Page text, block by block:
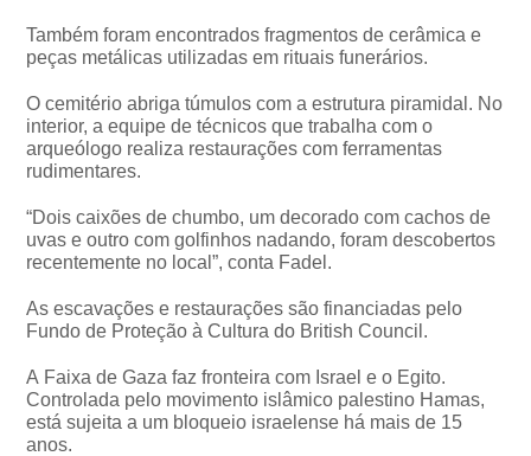
Também foram encontrados fragmentos de cerâmica e
peças metálicas utilizadas em rituais funerários.
O cemitério abriga túmulos com a estrutura piramidal. No
interior, a equipe de técnicos que trabalha com o
arqueólogo realiza restaurações com ferramentas
rudimentares.
“Dois caixões de chumbo, um decorado com cachos de
uvas e outro com golfinhos nadando, foram descobertos
recentemente no local”, conta Fadel.
As escavações e restaurações são financiadas pelo
Fundo de Proteção à Cultura do British Council.
A Faixa de Gaza faz fronteira com Israel e o Egito.
Controlada pelo movimento islâmico palestino Hamas,
está sujeita a um bloqueio israelense há mais de 15
anos.